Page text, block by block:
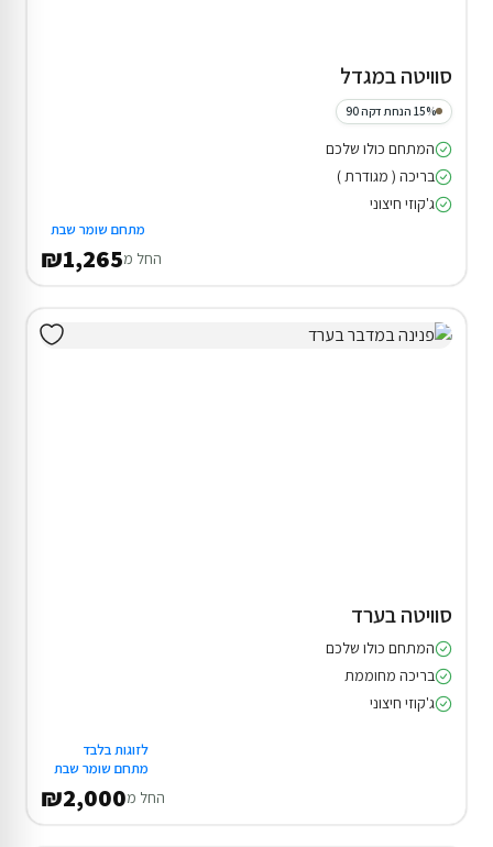
סוויטה במגדל
15% הנחת דקה 90
המתחם כולו שלכם
בריכה ( מגודרת )
ג'קוזי חיצוני
מתחם שומר שבת
החל מ₪1,265
סוויטה בערד
המתחם כולו שלכם
בריכה מחוממת
ג'קוזי חיצוני
לזוגות בלבד
מתחם שומר שבת
החל מ₪2,000